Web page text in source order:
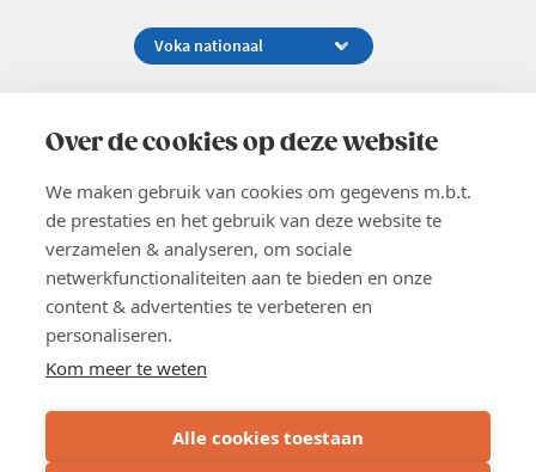
Over de cookies op deze website
We maken gebruik van cookies om gegevens m.b.t.
de prestaties en het gebruik van deze website te
verzamelen & analyseren, om sociale
netwerkfunctionaliteiten aan te bieden en onze
content & advertenties te verbeteren en
personaliseren.
Kom meer te weten
Alle cookies toestaan
02 229 81 11
EN
Word lid
Voka 2026